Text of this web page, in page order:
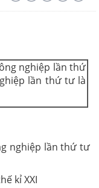
nghiệp lần thứ
lần thứ tư là
nghiệp lần thứ tư
kỉ XXI